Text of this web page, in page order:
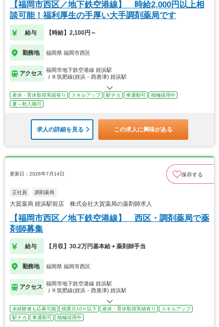
【福岡市西区／地下鉄空港線】 時給2,000円以上相
談可能！福利厚生の手厚い大手調剤薬局です
給与 【時給】2,100円～
勤務地 福岡県 福岡市西区
アクセス
福岡市地下鉄空港線 姪浜駅
ＪＲ筑肥線(姪浜－西唐津) 姪浜駅
産休・育休取得実績有り スキルアップ 駅チカ 車通勤可
積極採用中
夏～秋入職可
求人の詳細を見る この求人に興味がある
更新日：2026年7月14日 保存する
正社員 調剤薬局
大賀薬局 姪浜駅前店 株式会社大賀薬局の薬剤師求人
【福岡市西区／地下鉄空港線】 西区・調剤薬局で薬
剤師募集
給与 【月収】30.2万円基本給＋薬剤師手当
勤務地 福岡県 福岡市西区
アクセス
福岡市地下鉄空港線 姪浜駅
ＪＲ筑肥線(姪浜－西唐津) 姪浜駅
未経験者も応募可能 残業月10ｈ以下 産休・育休取得実績有り
スキルアップ
駅チカ
車通勤可 積極採用中